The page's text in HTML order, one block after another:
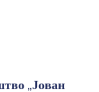
„Јован